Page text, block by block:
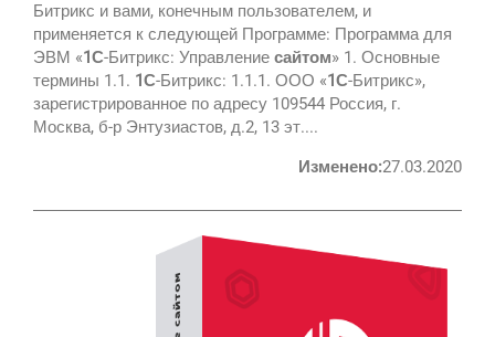
Битрикс и вами, конечным пользователем, и
применяется к следующей Программе: Программа для
ЭВМ «1С-Битрикс: Управление сайтом» 1. Основные
термины 1.1. 1С-Битрикс: 1.1.1. ООО «1С-Битрикс»,
зарегистрированное по адресу 109544 Россия, г.
Москва, б-р Энтузиастов, д.2, 13 эт....
Изменено:27.03.2020